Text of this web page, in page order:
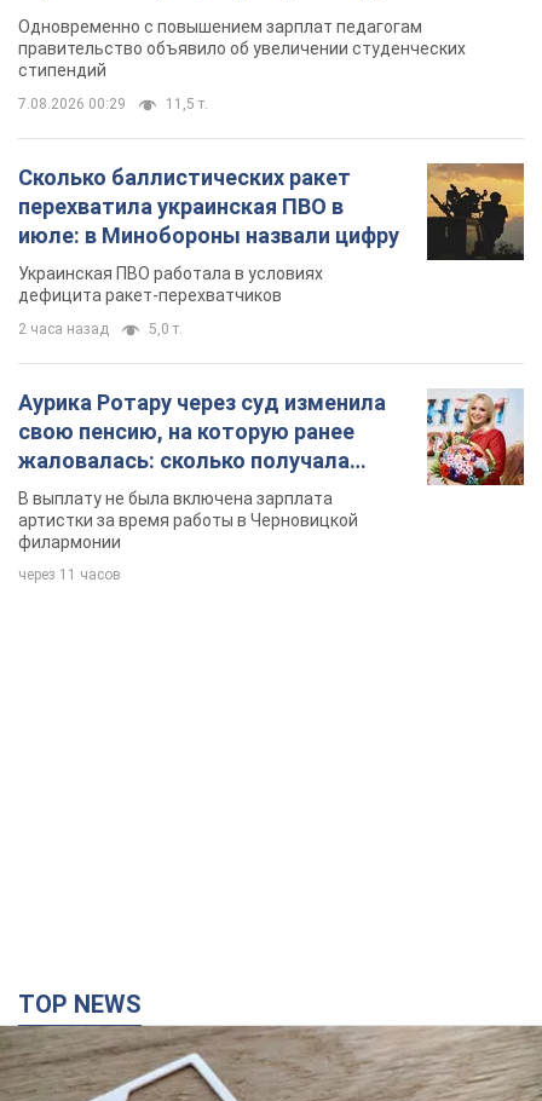
Одновременно с повышением зарплат педагогам
правительство объявило об увеличении студенческих
стипендий
7.08.2026 00:29 11,5 т.
Сколько баллистических ракет
перехватила украинская ПВО в
июле: в Минобороны назвали цифру
Украинская ПВО работала в условиях
дефицита ракет-перехватчиков
2 часа назад 5,0 т.
Аурика Ротару через суд изменила
свою пенсию, на которую ранее
жаловалась: сколько получала
певица
В выплату не была включена зарплата
артистки за время работы в Черновицкой
филармонии
через 11 часов
TOP NEWS